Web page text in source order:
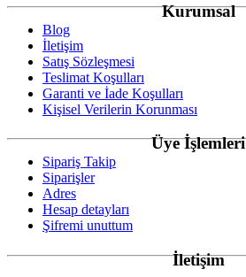
Kurumsal
Blog
İletişim
Satış Sözleşmesi
Teslimat Koşulları
Garanti ve İade Koşulları
Kişisel Verilerin Korunması
Üye İşlemleri
Sipariş Takip
Siparişler
Adres
Hesap detayları
Şifremi unuttum
İletişim